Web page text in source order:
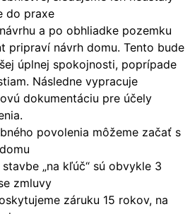
do praxe
a po obhliadke pozemku
pripraví návrh domu. Tento bude
úplnej spokojnosti, poprípade
Následne vypracuje
dokumentáciu pre účely
povolenia môžeme začať s
„na kľúč“ sú obvykle 3
zmluvy
záruku 15 rokov, na